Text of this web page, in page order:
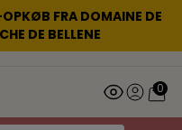
FRA DOMAINE DE
DE BELLENE
0